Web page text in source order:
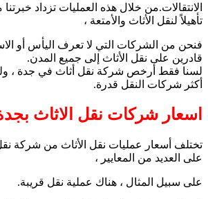
الانتقالات.من خلال هذه العمليات تزداد خبرتنا
تأهيلاً لنقل الأثاث والأمتعة ،
فنحن من الشركات التي لا تعرف اليأس أو
قادرين على نقل الأثاث إلى جميع المدن.
لسنا فقط أرخص شركة نقل أثاث في جدة ،
أكثر شركات النقل قدرة.
اسعار شركات نقل الاثاث
تختلف أسعار عمليات نقل الأثاث من شركة
على العديد من المعايير ،
على سبيل المثال ، هناك عملية نقل قريبة.